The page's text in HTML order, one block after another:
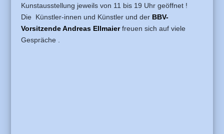
Kunstausstellung jeweils von 11 bis 19 Uhr geöffnet !
Die Künstler-innen und Künstler und der BBV-
Vorsitzende Andreas Ellmaierfreuen sich auf viele
Gespräche .